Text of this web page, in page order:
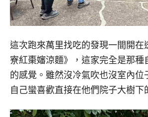
這次跑來萬里找吃的發現一間開在
寮紅棗嬸涼麵》，這家完全是那種
的感覺。雖然沒冷氣吹也沒室內位
自己蠻喜歡直接在他們院子大樹下